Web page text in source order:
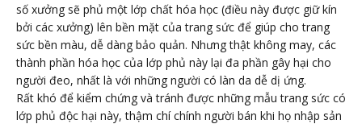
số xưởng sẽ phủ một lớp chất hóa học (điều này được giữ kín
bởi các xưởng) lên bền mặt của trang sức để giúp cho trang
sức bền màu, dễ dàng bảo quản. Nhưng thật không may, các
thành phần hóa học của lớp phủ này lại đa phần gây hại cho
người đeo, nhất là với những người có làn da dễ dị ứng.
Rất khó để kiểm chứng và tránh được những mẫu trang sức có
lớp phủ độc hại này, thậm chí chính người bán khi họ nhập sản